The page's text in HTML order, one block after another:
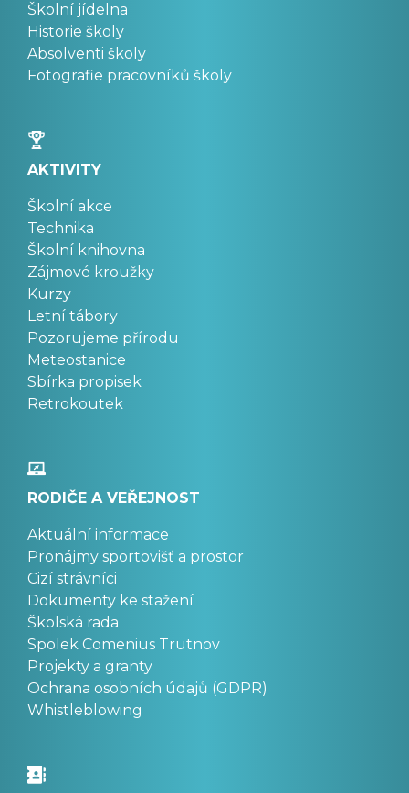
Školní jídelna
Historie školy
Absolventi školy
Fotografie pracovníků školy
AKTIVITY
Školní akce
Technika
Školní knihovna
Zájmové kroužky
Kurzy
Letní tábory
Pozorujeme přírodu
Meteostanice
Sbírka propisek
Retrokoutek
RODIČE A VEŘEJNOST
Aktuální informace
Pronájmy sportovišť a prostor
Cizí strávníci
Dokumenty ke stažení
Školská rada
Spolek Comenius Trutnov
Projekty a granty
Ochrana osobních údajů (GDPR)
Whistleblowing